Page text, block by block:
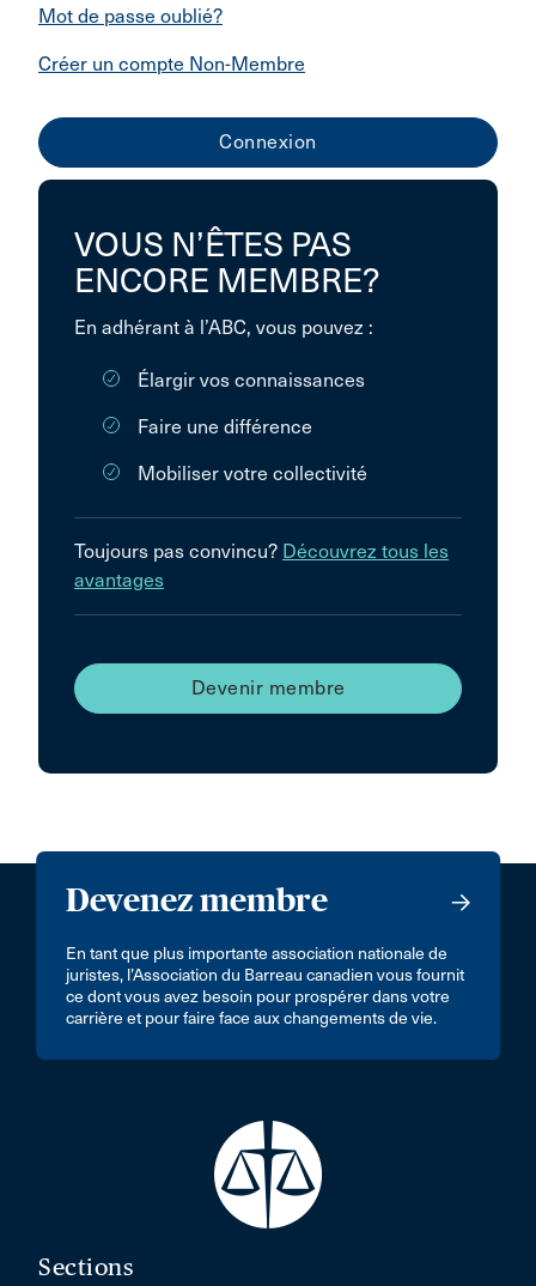
Mot de passe oublié?
Créer un compte Non-Membre
VOUS N’ÊTES PAS
ENCORE MEMBRE?
En adhérant à l’ABC, vous pouvez :
Élargir vos connaissances
Faire une différence
Mobiliser votre collectivité
Toujours pas convincu? Découvrez tous les
avantages
Devenir membre
Devenez membre
En tant que plus importante association nationale de
juristes, l’Association du Barreau canadien vous fournit
ce dont vous avez besoin pour prospérer dans votre
carrière et pour faire face aux changements de vie.
Sections